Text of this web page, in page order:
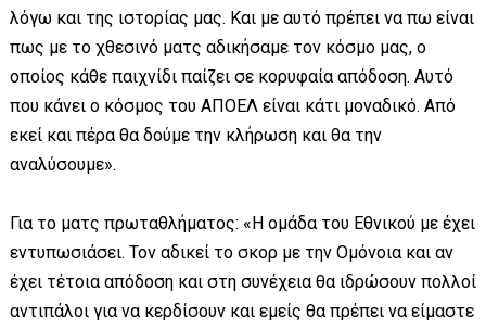
λόγω και της ιστορίας μας. Και με αυτό πρέπει να πω είναι
πως με το χθεσινό ματς αδικήσαμε τον κόσμο μας, ο
οποίος κάθε παιχνίδι παίζει σε κορυφαία απόδοση. Αυτό
που κάνει ο κόσμος του ΑΠΟΕΛ είναι κάτι μοναδικό. Από
εκεί και πέρα θα δούμε την κλήρωση και θα την
αναλύσουμε».
Για το ματς πρωταθλήματος: «Η ομάδα του Εθνικού με έχει
εντυπωσιάσει. Τον αδικεί το σκορ με την Ομόνοια και αν
έχει τέτοια απόδοση και στη συνέχεια θα ιδρώσουν πολλοί
αντιπάλοι για να κερδίσουν και εμείς θα πρέπει να είμαστε